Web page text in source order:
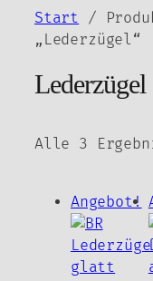
Inhalt
Start /
„Lederzügel“
Lederzügel
Alle 3
Angebot!